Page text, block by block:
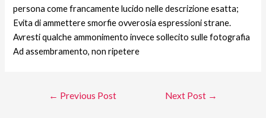
persona come francamente lucido nelle descrizione esatta;
Evita di ammettere smorfie ovverosia espressioni strane.
Avresti qualche ammonimento invece sollecito sulle fotografia
Ad assembramento, non ripetere
← Previous Post Next Post →